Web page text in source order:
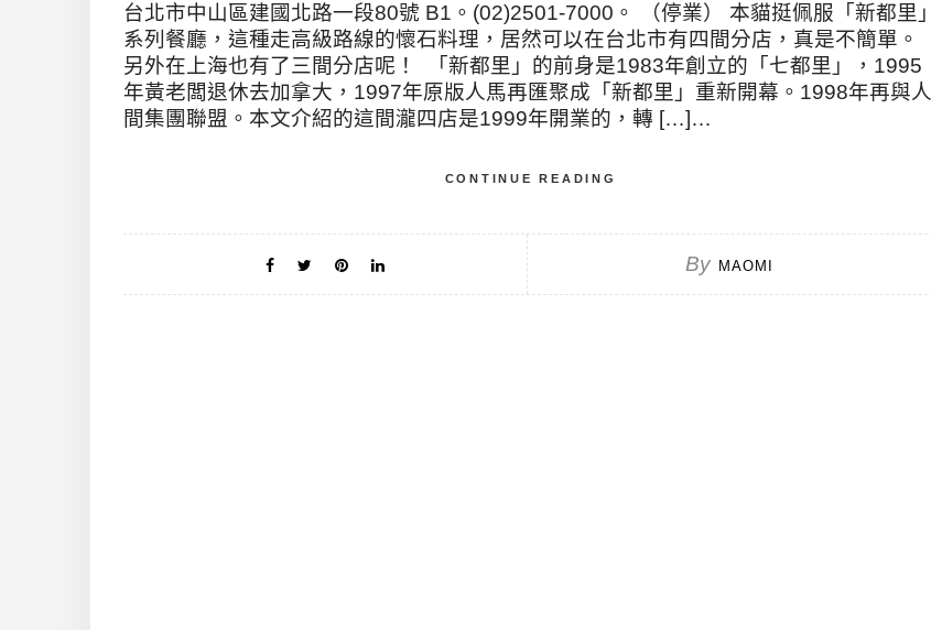
台北市中山區建國北路一段80號 B1。(02)2501-7000。 （停業） 本貓挺佩服「新都里」
系列餐廳，這種走高級路線的懷石料理，居然可以在台北市有四間分店，真是不簡單。
另外在上海也有了三間分店呢！ 「新都里」的前身是1983年創立的「七都里」，1995
年黃老闆退休去加拿大，1997年原版人馬再匯聚成「新都里」重新開幕。1998年再與人
間集團聯盟。本文介紹的這間瀧四店是1999年開業的，轉 […]…
CONTINUE READING
By MAOMI